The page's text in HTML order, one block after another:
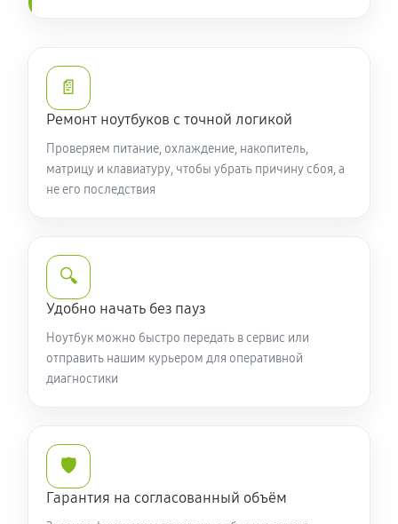
Установка драйверов ноутбука Acer P2
TMP2155232WA
120 минут
Ремонт цепей питания
Замена видеокарты ноутбука Acer P2
Ремонт разъема питания
760 руб 60 минут
📄
Ремонт ноутбуков с точной логикой
Проверяем питание, охлаждение, накопитель,
матрицу и клавиатуру, чтобы убрать причину сбоя, а
не его последствия
🔍
Удобно начать без пауз
Ноутбук можно быстро передать в сервис или
отправить нашим курьером для оперативной
диагностики
🛡️
Гарантия на согласованный объём